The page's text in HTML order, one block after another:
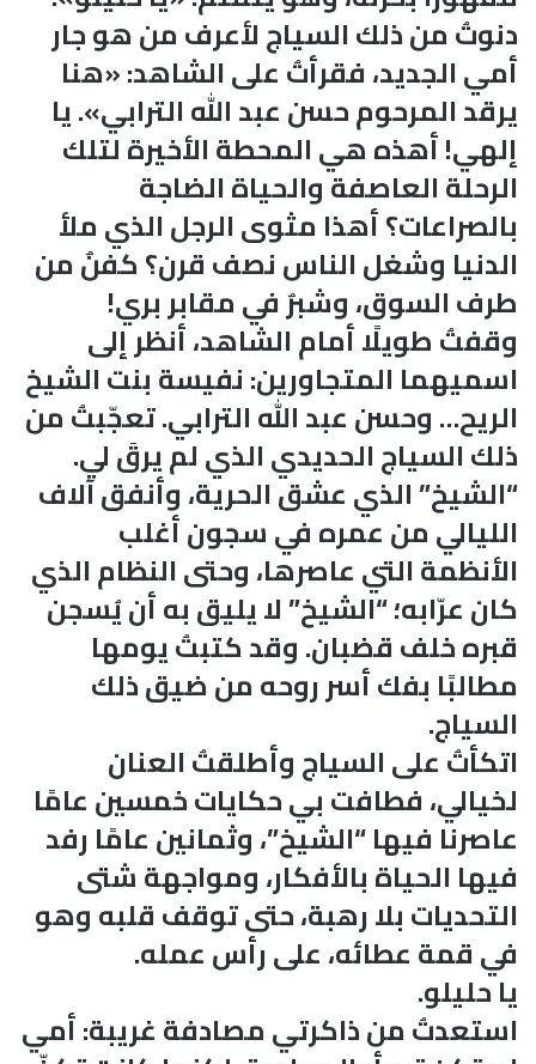
دنوتُ من ذلك السياج لأعرف من هو جار
أمي الجديد، فقرأتُ على الشاهد: «هنا
يرقد المرحوم حسن عبد الله الترابي». يا
إلهي! أهذه هي المحطة الأخيرة لتلك
الرحلة العاصفة والحياة الضاجة
بالصراعات؟ أهذا مثوى الرجل الذي ملأ
الدنيا وشغل الناس نصف قرن؟ كفنٌ من
طرف السوق، وشبرٌ في مقابر بري!
وقفتُ طويلًا أمام الشاهد، أنظر إلى
اسميهما المتجاورين: نفيسة بنت الشيخ
الريح… وحسن عبد الله الترابي. تعجّبتُ من
ذلك السياج الحديدي الذي لم يرقَ لي.
“الشيخ” الذي عشق الحرية، وأنفق آلاف
الليالي من عمره في سجون أغلب
الأنظمة التي عاصرها، وحتى النظام الذي
كان عرّابه؛ “الشيخ” لا يليق به أن يُسجن
قبره خلف قضبان. وقد كتبتُ يومها
مطالبًا بفك أسر روحه من ضيق ذلك
السياج.
اتكأتُ على السياج وأطلقتُ العنان
لخيالي، فطافت بي حكايات خمسين عامًا
عاصرنا فيها “الشيخ”، وثمانين عامًا رفد
فيها الحياة بالأفكار، ومواجهة شتى
التحديات بلا رهبة، حتى توقف قلبه وهو
في قمة عطائه، على رأس عمله.
يا حليلو.
استعدتُ من ذاكرتي مصادفة غريبة: أمي